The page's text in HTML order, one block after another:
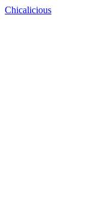
Chicalicious